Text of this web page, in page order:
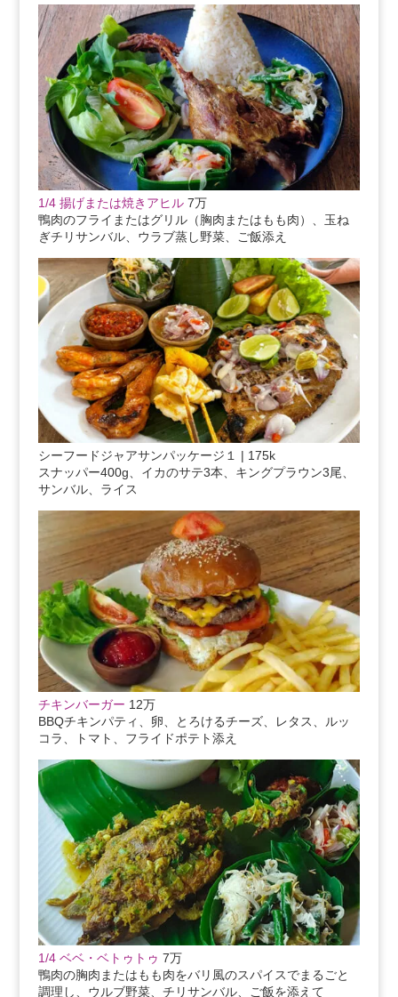
1/4 揚げまたは焼きアヒル 7万
鴨肉のフライまたはグリル（胸肉またはもも肉）、玉ね
ぎチリサンバル、ウラブ蒸し野菜、ご飯添え
シーフードジャアサンパッケージ１ | 175k
スナッパー400g、イカのサテ3本、キングプラウン3尾、
サンバル、ライス
チキンバーガー 12万
BBQチキンパティ、卵、とろけるチーズ、レタス、ルッ
コラ、トマト、フライドポテト添え
1/4 ベベ・ベトゥトゥ 7万
鴨肉の胸肉またはもも肉をバリ風のスパイスでまるごと
調理し、ウルブ野菜、チリサンバル、ご飯を添えて